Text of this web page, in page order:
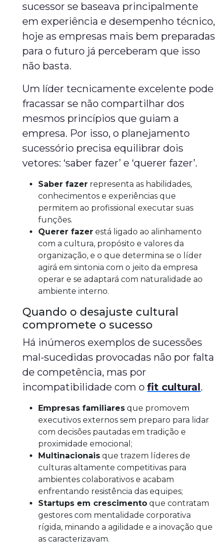
sucessor se baseava principalmente
em experiência e desempenho técnico,
hoje as empresas mais bem preparadas
para o futuro já perceberam que isso
não basta.
Um líder tecnicamente excelente pode
fracassar se não compartilhar dos
mesmos princípios que guiam a
empresa. Por isso, o planejamento
sucessório precisa equilibrar dois
vetores: ‘saber fazer’ e ‘querer fazer’.
Saber fazer representa as habilidades,
conhecimentos e experiências que
permitem ao profissional executar suas
funções.
Querer fazer está ligado ao alinhamento
com a cultura, propósito e valores da
organização, e o que determina se o líder
agirá em sintonia com o jeito da empresa
operar e se adaptará com naturalidade ao
ambiente interno.
Quando o desajuste cultural
compromete o sucesso
Há inúmeros exemplos de sucessões
mal-sucedidas provocadas não por falta
de competência, mas por
incompatibilidade com ofit cultural.
Empresas familiares que promovem
executivos externos sem preparo para lidar
com decisões pautadas em tradição e
proximidade emocional;
Multinacionais que trazem líderes de
culturas altamente competitivas para
ambientes colaborativos e acabam
enfrentando resistência das equipes;
Startups em crescimento que contratam
gestores com mentalidade corporativa
rígida, minando a agilidade e a inovação que
as caracterizavam.